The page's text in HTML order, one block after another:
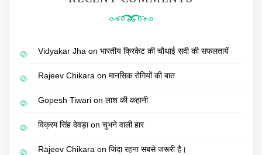
Vidyakar Jha on भारतीय क्रिकेट की चौथाई सदी की सफलतायें
Rajeev Chikara on मानसिक रोगियों की बात
Gopesh Tiwari on लाश की कहानी
विक्रम सिंह देवड़ाon चुभने वाली हार
Rajeev Chikara on जिंदा रहना सबसे जरूरी है।